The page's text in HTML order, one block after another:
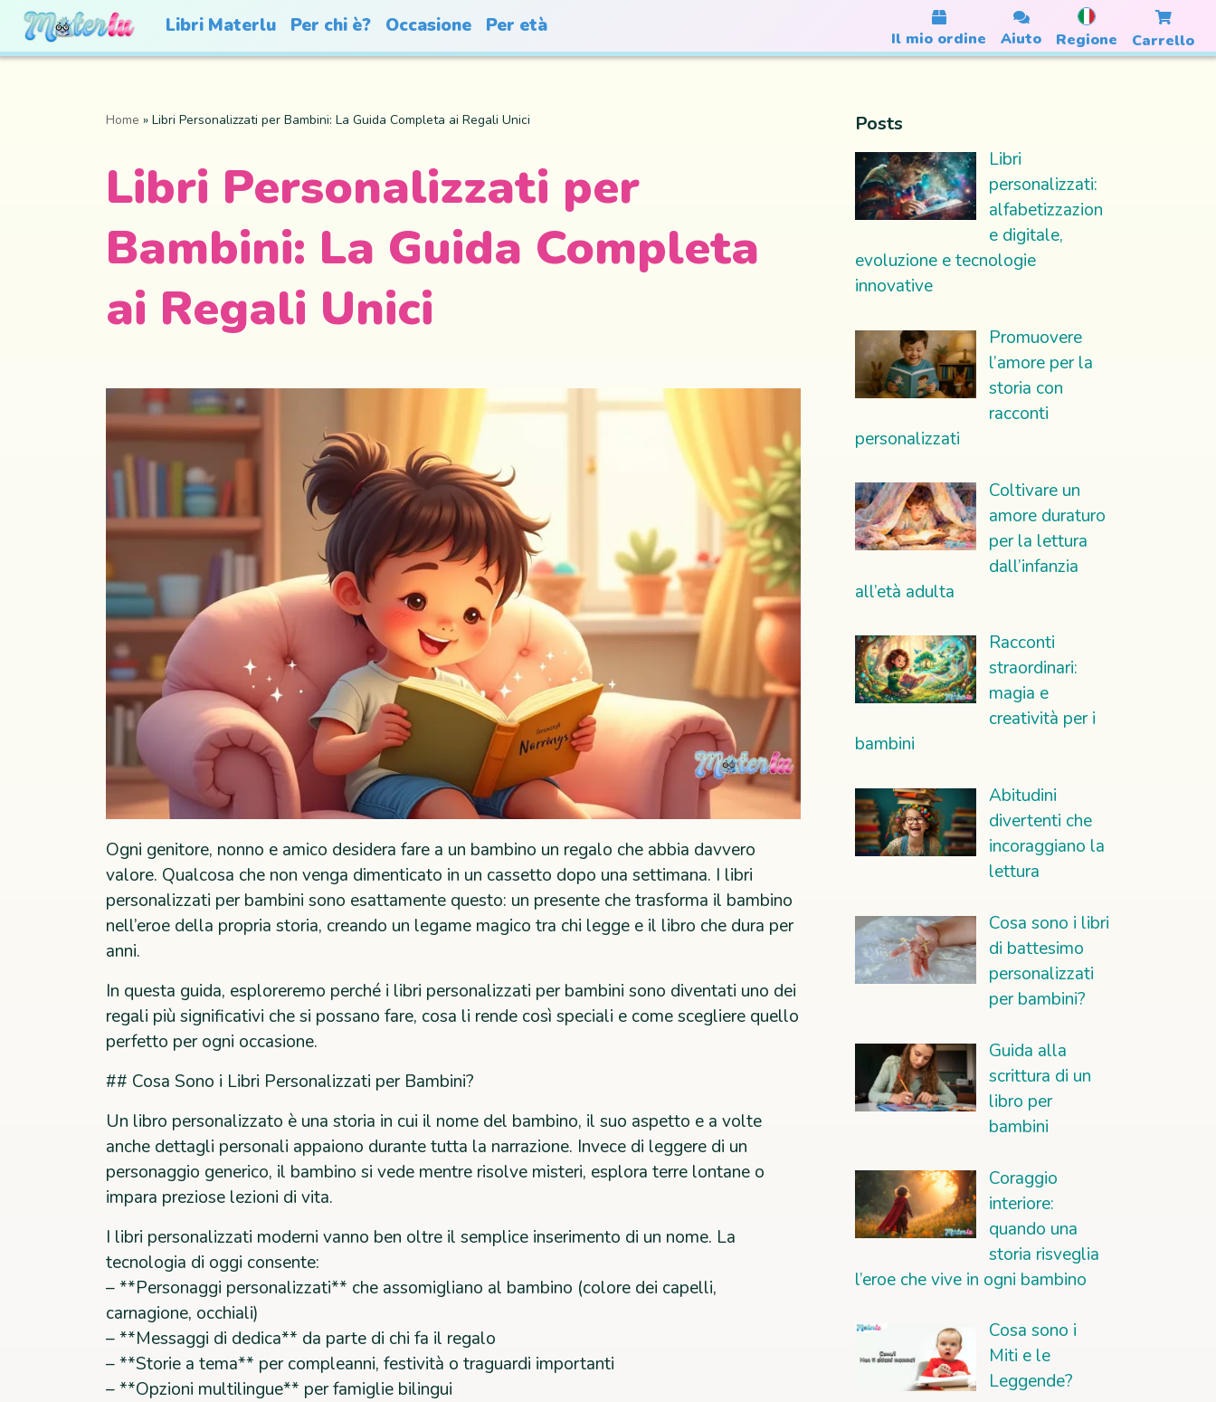
Libri Materlu Per chi è? Occasione Per età
Il mio ordine Aiuto Regione Carrello
Home » Libri Personalizzati per Bambini: La Guida Completa ai Regali Unici
Libri Personalizzati per
Bambini: La Guida Completa
ai Regali Unici
Ogni genitore, nonno e amico desidera fare a un bambino un regalo che abbia davvero
valore. Qualcosa che non venga dimenticato in un cassetto dopo una settimana. I libri
personalizzati per bambini sono esattamente questo: un presente che trasforma il bambino
nell’eroe della propria storia, creando un legame magico tra chi legge e il libro che dura per
anni.
In questa guida, esploreremo perché i libri personalizzati per bambini sono diventati uno dei
regali più significativi che si possano fare, cosa li rende così speciali e come scegliere quello
perfetto per ogni occasione.
## Cosa Sono i Libri Personalizzati per Bambini?
Un libro personalizzato è una storia in cui il nome del bambino, il suo aspetto e a volte
anche dettagli personali appaiono durante tutta la narrazione. Invece di leggere di un
personaggio generico, il bambino si vede mentre risolve misteri, esplora terre lontane o
impara preziose lezioni di vita.
I libri personalizzati moderni vanno ben oltre il semplice inserimento di un nome. La
tecnologia di oggi consente:
– **Personaggi personalizzati** che assomigliano al bambino (colore dei capelli,
carnagione, occhiali)
– **Messaggi di dedica** da parte di chi fa il regalo
– **Storie a tema** per compleanni, festività o traguardi importanti
– **Opzioni multilingue** per famiglie bilingui
Posts
Libri
personalizzati:
alfabetizzazion
e digitale,
evoluzione e tecnologie
innovative
Promuovere
l’amore per la
storia con
racconti
personalizzati
Coltivare un
amore duraturo
per la lettura
dall’infanzia
all’età adulta
Racconti
straordinari:
magia e
creatività per i
bambini
Abitudini
divertenti che
incoraggiano la
lettura
Cosa sono i libri
di battesimo
personalizzati
per bambini?
Guida alla
scrittura di un
libro per
bambini
Coraggio
interiore:
quando una
storia risveglia
l’eroe che vive in ogni bambino
Cosa sono i
Miti e le
Leggende?